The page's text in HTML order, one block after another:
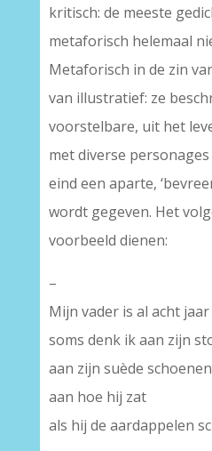
kritisch: de meeste
metaforisch helemaal
Metaforisch in de zin
van illustratief: ze
voorstelbare, uit het
met diverse
eind een aparte,
wordt gegeven. Het
voorbeeld dienen:
–
Mijn vader is al acht
soms denk ik aan zijn
aan zijn suède schoenen
aan hoe hij zat
als hij de aardappelen